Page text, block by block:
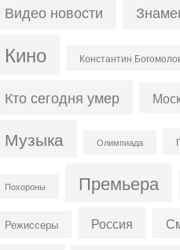
Видео новости
Кино Константин
Кто сегодня умер
Музыка Олимпиада
Похороны Премьера
Режиссеры Россия